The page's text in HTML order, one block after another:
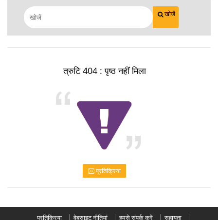
खोजें
त्रुटि 404 : पृष्ठ नहीं मिला
प्रतिक्रिया
प्रतिक्रिया वेबसाइट नीतियां हमसे संपर्क करें सहायता